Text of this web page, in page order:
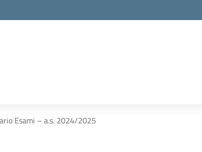
Esami – a.s. 2024/2025